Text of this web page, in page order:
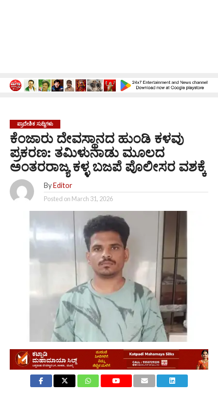
ಪ್ರಾದೇಶಿಕ ಸುದ್ದಿಗಳು
ಕೆಂಜಾರು ದೇವಸ್ಥಾನದ ಹುಂಡಿ ಕಳವು
ಪ್ರಕರಣ: ತಮಿಳುನಾಡು ಮೂಲದ
ಅಂತರರಾಜ್ಯ ಕಳ್ಳ ಬಜಪೆ ಪೊಲೀಸರ ವಶಕ್ಕೆ
By Editor
Posted on March 31, 2026